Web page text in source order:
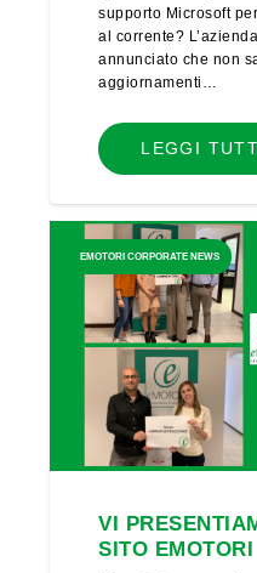
supporto Microsoft
al corrente?
annunciato che non
aggiornamenti…
LEGGI
EMOTORI CORPORATE NEWS
VI
SITO EMOTORI